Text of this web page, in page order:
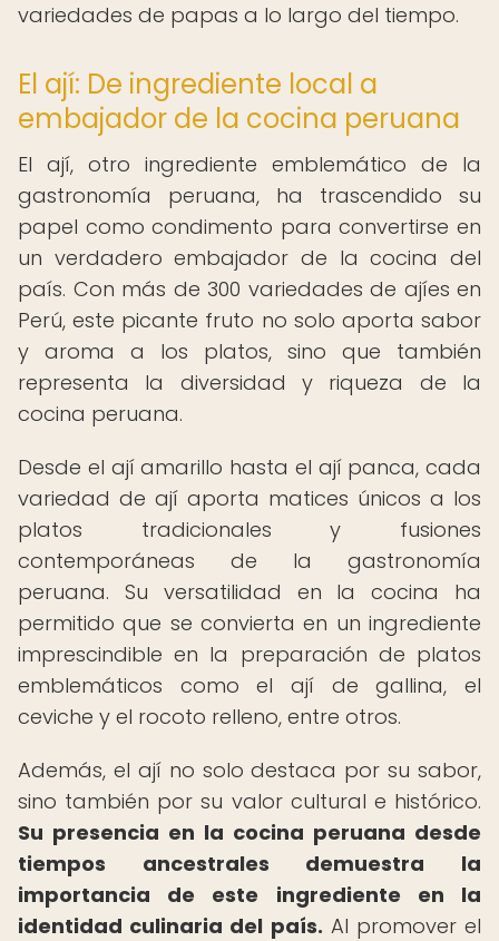
variedades de papas a lo largo del tiempo.
El ají: De ingrediente local a
embajador de la cocina peruana
El ají, otro ingrediente emblemático de la
gastronomía peruana, ha trascendido su
papel como condimento para convertirse en
un verdadero embajador de la cocina del
país. Con más de 300 variedades de ajíes en
Perú, este picante fruto no solo aporta sabor
y aroma a los platos, sino que también
representa la diversidad y riqueza de la
cocina peruana.
Desde el ají amarillo hasta el ají panca, cada
variedad de ají aporta matices únicos a los
platos tradicionales y fusiones
contemporáneas de la gastronomía
peruana. Su versatilidad en la cocina ha
permitido que se convierta en un ingrediente
imprescindible en la preparación de platos
emblemáticos como el ají de gallina, el
ceviche y el rocoto relleno, entre otros.
Además, el ají no solo destaca por su sabor,
sino también por su valor cultural e histórico.
Su presencia en la cocina peruana desde
tiempos ancestrales demuestra la
importancia de este ingrediente en la
identidad culinaria del país. Al promover el